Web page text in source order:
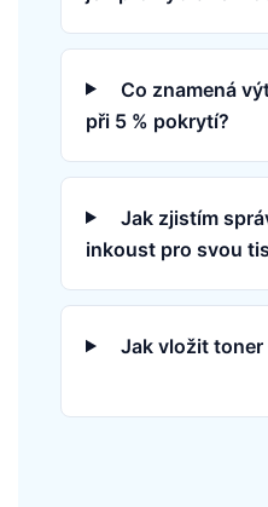
Co znamená
při 5 % pokrytí?
Jak zjistím
inkoust pro svou
Jak vložit toner